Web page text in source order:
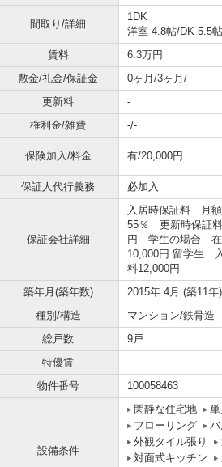
間取り/詳細
1DK
洋室 4.8帖/DK 5.5帖
賃料 6.3万円
敷金/礼金/保証金
0ヶ月/3ヶ月/-
更新料
-
権利金/雑費
-/-
保険加入/料金 有/20,000円
保証人代行義務
必加入
保証会社詳細
入居時保証料 月
55％ 更新時保証
円 学生の場合 在
10,000円 留学生
料12,000円
築年月(築年数) 2015年 4月 (築11年)
種別/構造
マンション/鉄骨造
総戸数
9戸
特優賃
-
物件番号
100058463
設備条件
閑静な住宅地
フローリング
外観タイル張り
対面式キッチン